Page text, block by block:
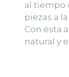
al tiempo
piezas a
Con esta
natural y